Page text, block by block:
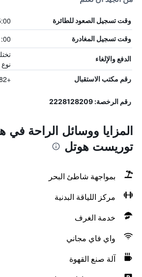
وقت تسجيل الصعود للطائرة
وقت تسجيل المغادرة
الدفع والإلغاء
رقم مكتب الاستقبال +82 (0) 33 539 2000
رقم الرخصة: 2228128209
المزايا ووسائل الراحة في
توريست هوتل
بمواجهة شاطئ البحر
مركز اللياقة البدنية
خدمة الغرف
واي فاي مجاني
آلة صنع القهوة